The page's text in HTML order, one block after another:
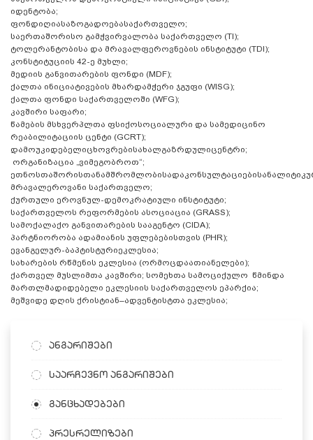
იდენტობა;
ფონდიღიასაზოგადოებასაქართველო;
საერთაშორისო გამჭვირვალობა საქართველო (TI);
ტოლერანტობისა და მრავალფეროვნების ინსტიტუტი (TDI);
კონსტიტუციის 42-ე მუხლი;
მედიის განვითარების ფონდი (MDF);
ქალთა ინიციატივების მხარდამჭერი ჯგუფი (WISG);
ქალთა ფონდი საქართველოში (WFG);
კავშირი საფარი;
წამების მსხვერპლთა ფსიქოსოციალური და სამედიცინო
რეაბილიტაციის ცენტი (GCRT);
დამოუკიდებელიცხოვრებისახალგაზრდულიცენტრი;
ორგანიზაცია „ვიმეგობროთ“;
მრავალეროვანი საქართველო;
ქურთული ეროვნულ-დემოკრატიული ინსტიტუტი;
საქართველოს რეფორმების ასოციაცია (GRASS);
სამოქალაქო განვითარების სააგენტო (CIDA);
პარტნიორობა ადამიანის უფლებებისთვის (PHR);
ევანგელურ-ბაპტისტურიეკლესია;
სახარების რწმენის ეკლესია (ორმოცდაათიანელები);
ქართველ მუსლიმთა კავშირი; სომეხთა სამოციქულო წმინდა
მართლმადიდებელი ეკლესიის საქართველოს ეპარქია;
მეშვიდე დღის ქრისტიან–ადვენტისტთა ეკლესია;
ანგარიშები
საარჩევნო ანგარიშები
განცხადებები
პრესრელიზები